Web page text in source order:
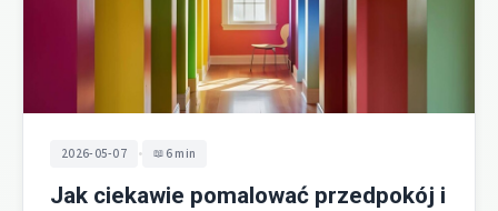
2026-05-07 • 6 min
Jak ciekawie pomalować przedpokój i